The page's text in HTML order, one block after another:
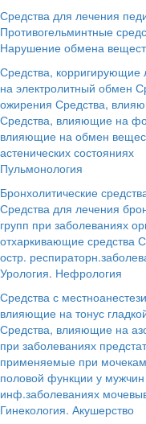
Средства для лечения
Противогельминтные
Нарушение обмена
Средства,
на электролитный обмен
ожирения Средства,
Средства, влияющие на
влияющие на обмен
астенических состояниях
Пульмонология
Бронхолитические
Средства для лечения
групп при заболеваниях
отхаркивающие средства
остр.
Урология. Нефрология
Средства с
влияющие на тонус
Средства, влияющие на
при заболеваниях
применяемые при
половой функции у мужчин
инф.заболеваниях
Гинекология. Акушерство